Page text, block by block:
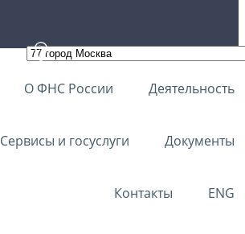
О ФНС России Деятельность
Сервисы и госуслуги Документы
Контакты ENG